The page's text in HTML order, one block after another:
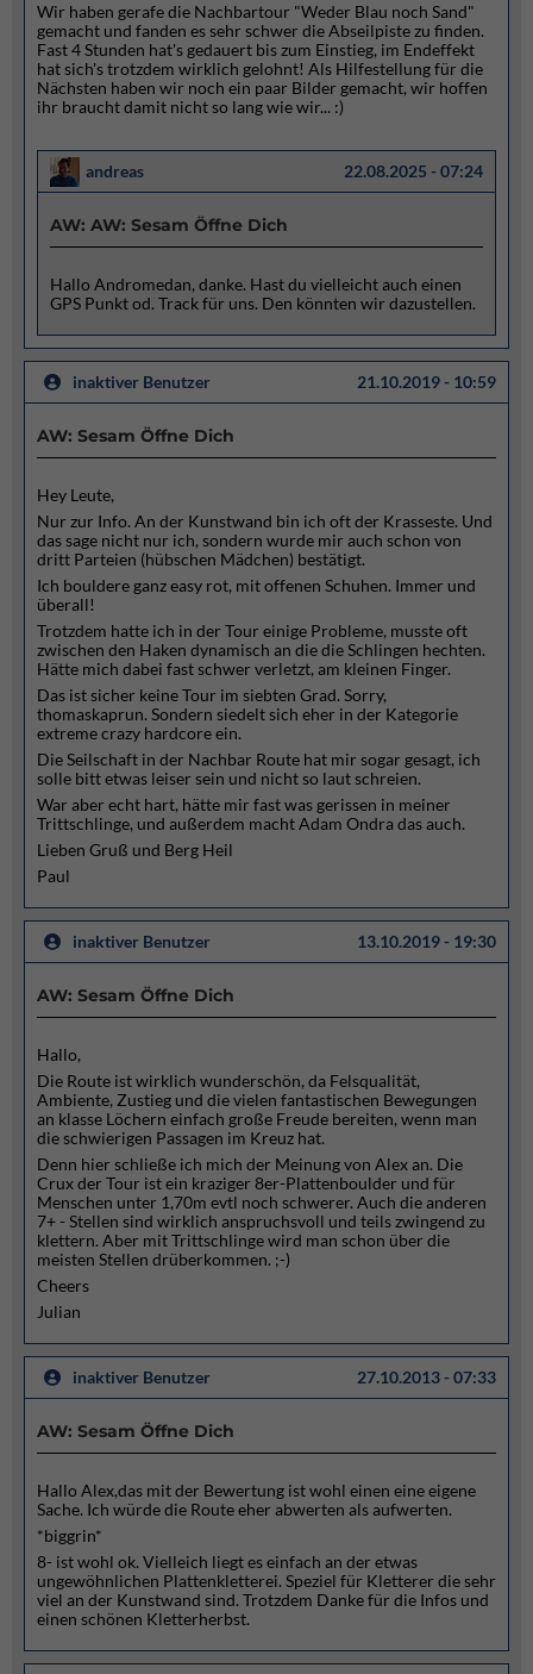
Wir haben gerafe die Nachbartour "Weder Blau noch Sand"
gemacht und fanden es sehr schwer die Abseilpiste zu finden.
Fast 4 Stunden hat's gedauert bis zum Einstieg, im Endeffekt
hat sich's trotzdem wirklich gelohnt! Als Hilfestellung für die
Nächsten haben wir noch ein paar Bilder gemacht, wir hoffen
ihr braucht damit nicht so lang wie wir... :)
andreas 22.08.2025 - 07:24
AW: AW: Sesam Öffne Dich
Hallo Andromedan, danke. Hast du vielleicht auch einen
GPS Punkt od. Track für uns. Den könnten wir dazustellen.
inaktiver Benutzer 21.10.2019 - 10:59
AW: Sesam Öffne Dich
Hey Leute,
Nur zur Info. An der Kunstwand bin ich oft der Krasseste. Und
das sage nicht nur ich, sondern wurde mir auch schon von
dritt Parteien (hübschen Mädchen) bestätigt.
Ich bouldere ganz easy rot, mit offenen Schuhen. Immer und
überall!
Trotzdem hatte ich in der Tour einige Probleme, musste oft
zwischen den Haken dynamisch an die die Schlingen hechten.
Hätte mich dabei fast schwer verletzt, am kleinen Finger.
Das ist sicher keine Tour im siebten Grad. Sorry,
thomaskaprun. Sondern siedelt sich eher in der Kategorie
extreme crazy hardcore ein.
Die Seilschaft in der Nachbar Route hat mir sogar gesagt, ich
solle bitt etwas leiser sein und nicht so laut schreien.
War aber echt hart, hätte mir fast was gerissen in meiner
Trittschlinge, und außerdem macht Adam Ondra das auch.
Lieben Gruß und Berg Heil
Paul
inaktiver Benutzer 13.10.2019 - 19:30
AW: Sesam Öffne Dich
Hallo,
Die Route ist wirklich wunderschön, da Felsqualität,
Ambiente, Zustieg und die vielen fantastischen Bewegungen
an klasse Löchern einfach große Freude bereiten, wenn man
die schwierigen Passagen im Kreuz hat.
Denn hier schließe ich mich der Meinung von Alex an. Die
Crux der Tour ist ein kraziger 8er-Plattenboulder und für
Menschen unter 1,70m evtl noch schwerer. Auch die anderen
7+ - Stellen sind wirklich anspruchsvoll und teils zwingend zu
klettern. Aber mit Trittschlinge wird man schon über die
meisten Stellen drüberkommen. ;-)
Cheers
Julian
inaktiver Benutzer 27.10.2013 - 07:33
AW: Sesam Öffne Dich
Hallo Alex,das mit der Bewertung ist wohl einen eine eigene
Sache. Ich würde die Route eher abwerten als aufwerten.
*biggrin*
8- ist wohl ok. Vielleich liegt es einfach an der etwas
ungewöhnlichen Plattenkletterei. Speziel für Kletterer die sehr
viel an der Kunstwand sind. Trotzdem Danke für die Infos und
einen schönen Kletterherbst.